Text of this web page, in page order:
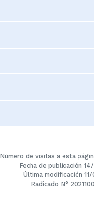
Número de visitas a esta
Fecha de publicación
Última modificación
Radicado N°